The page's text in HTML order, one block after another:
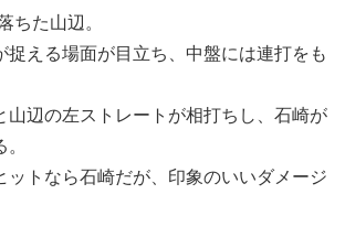
ちた山辺。
捉える場面が目立ち、中盤には連打をも
山辺の左ストレートが相打ちし、石崎が
ットなら石崎だが、印象のいいダメージ